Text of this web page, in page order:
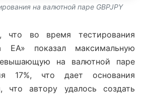
на валютной паре GBPJPY
что во время тестирования
ЕА» показал максимальную
на валютной паре
17%, что дает основания
что автору удалось создать